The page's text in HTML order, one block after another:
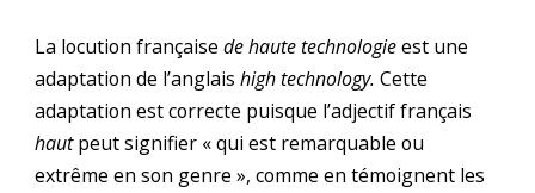
La locution françaisede haute technologieest une
adaptation de l’anglaishigh technology. Cette
adaptation est correcte puisque l’adjectif français
hautpeut signifier « qui est remarquable ou
extrême en son genre », comme en témoignent les